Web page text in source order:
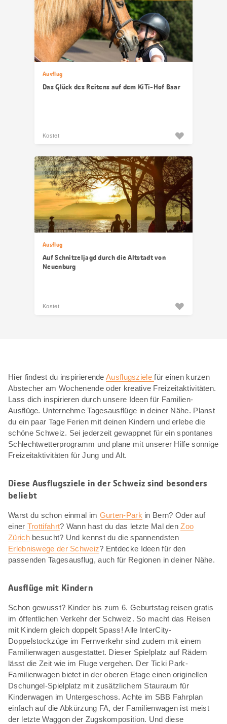
Ausflug
Das Glück des Reitens auf dem KiTi-Hof Baar
Kostet
Ausflug
Auf Schnitzeljagd durch die Altstadt von
Neuenburg
Kostet
Hier findest du inspirierendeAusflugszielefür einen kurzen
Abstecher am Wochenende oder kreative Freizeitaktivitäten.
Lass dich inspirieren durch unsere Ideen für Familien-
Ausflüge. Unternehme Tagesausflüge in deiner Nähe. Planst
du ein paar Tage Ferien mit deinen Kindern und erlebe die
schöne Schweiz. Sei jederzeit gewappnet für ein spontanes
Schlechtwetterprogramm und plane mit unserer Hilfe sonnige
Freizeitaktivitäten für Jung und Alt.
Diese Ausflugsziele in der Schweiz sind besonders
beliebt
Warst du schon einmal im Gurten-Park in Bern? Oder auf
einer Trottifahrt? Wann hast du das letzte Mal denZoo
Zürichbesucht? Und kennst du die spannendsten
Erlebniswege der Schweiz? Entdecke Ideen für den
passenden Tagesausflug, auch für Regionen in deiner Nähe.
Ausflüge mit Kindern
Schon gewusst? Kinder bis zum 6. Geburtstag reisen gratis
im öffentlichen Verkehr der Schweiz. So macht das Reisen
mit Kindern gleich doppelt Spass! Alle InterCity-
Doppelstockzüge im Fernverkehr sind zudem mit einem
Familienwagen ausgestattet. Dieser Spielplatz auf Rädern
lässt die Zeit wie im Fluge vergehen. Der Ticki Park-
Familienwagen bietet in der oberen Etage einen originellen
Dschungel-Spielplatz mit zusätzlichem Stauraum für
Kinderwagen im Untergeschoss. Achte im SBB Fahrplan
einfach auf die Abkürzung FA, der Familienwagen ist meist
der letzte Waggon der Zugskomposition. Und diese